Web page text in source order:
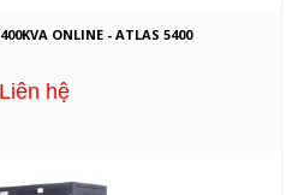
ONLINE - ATLAS 5400
Liên hệ